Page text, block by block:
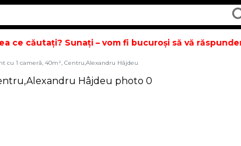
ce căutați? Sunați – vom fi bucuroși să vă
cu 1 cameră, 40m², Centru,Alexandru Hâjdeu